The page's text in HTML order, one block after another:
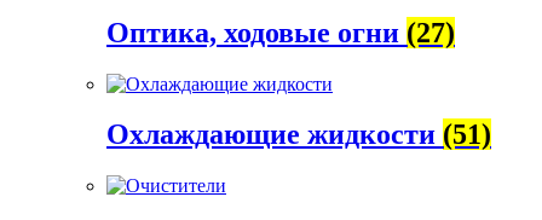
Оптика, ходовые огни (27)
Охлаждающие жидкости (51)